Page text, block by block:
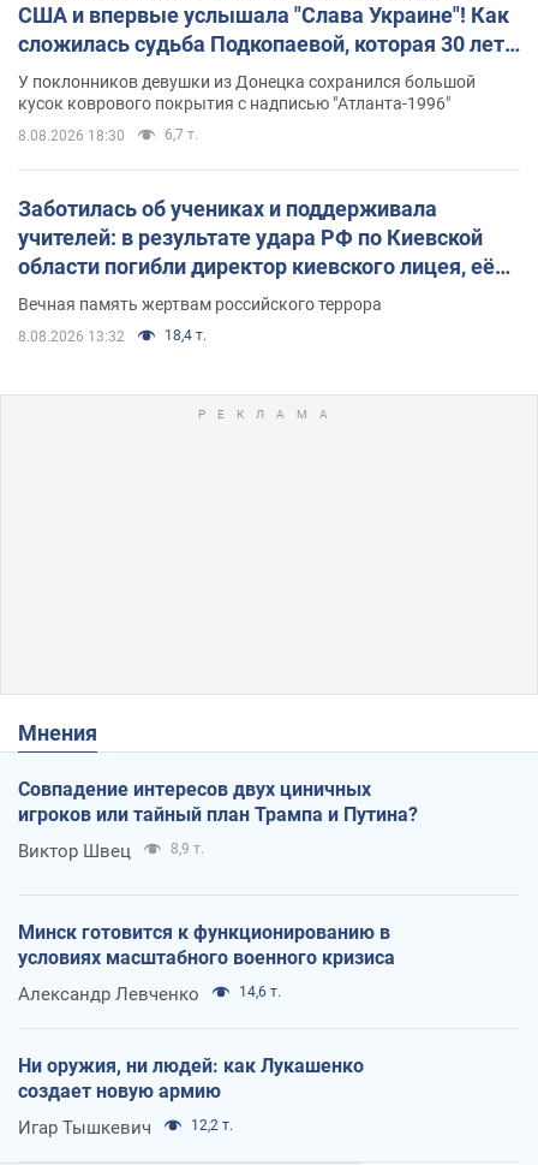
США и впервые услышала "Слава Украине"! Как
сложилась судьба Подкопаевой, которая 30 лет
назад завоевала "золото" Олимпиады
У поклонников девушки из Донецка сохранился большой
кусок коврового покрытия с надписью "Атланта-1996"
8.08.2026 18:30 6,7 т.
Заботилась об учениках и поддерживала
учителей: в результате удара РФ по Киевской
области погибли директор киевского лицея, её
муж и внук
Вечная память жертвам российского террора
8.08.2026 13:32 18,4 т.
Мнения
Совпадение интересов двух циничных
игроков или тайный план Трампа и Путина?
Виктор Швец 8,9 т.
Минск готовится к функционированию в
условиях масштабного военного кризиса
Александр Левченко 14,6 т.
Ни оружия, ни людей: как Лукашенко
создает новую армию
Игар Тышкевич 12,2 т.